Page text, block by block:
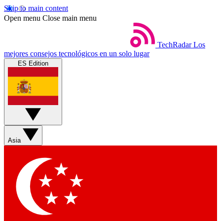
Skip to main content
Open menu Close main menu
TechRadar Los
mejores consejos tecnológicos en un solo lugar
ES Edition
Asia